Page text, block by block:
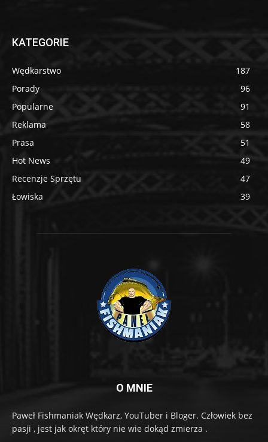
KATEGORIE
Wędkarstwo
187
Porady
96
Popularne
91
Reklama
58
Prasa
51
Hot News
49
Recenzje Sprzętu
47
Łowiska
39
O MNIE
Paweł Fishmaniak Wędkarz, YouTuber i Bloger. Człowiek bez
pas­ji , jest jak okręt który nie wie dokąd zmie­rza .